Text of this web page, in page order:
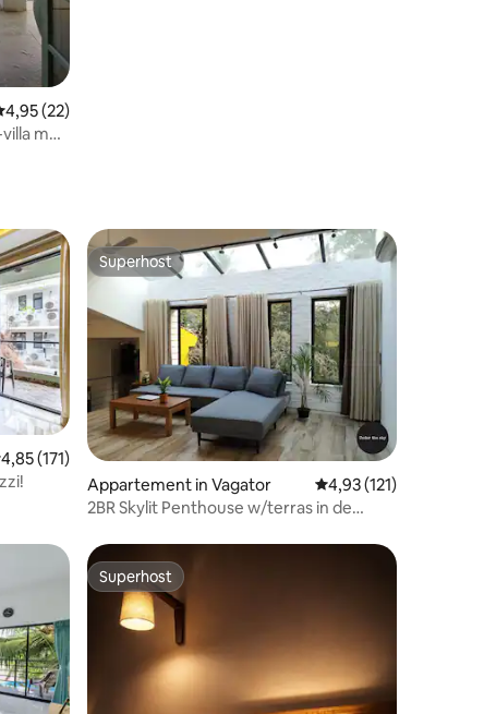
beoordeling van 4,95 op 5, 22 recensies
4,95 (22)
met
beoordeling van 4,85 op 5, 171 recensies
4,85 (171)
Superhost
Superhost
Appartement in Vagator Gemiddelde
4,93 (121)
2BR Skylit Penthouse w/terras in de
Superhost
Superhost